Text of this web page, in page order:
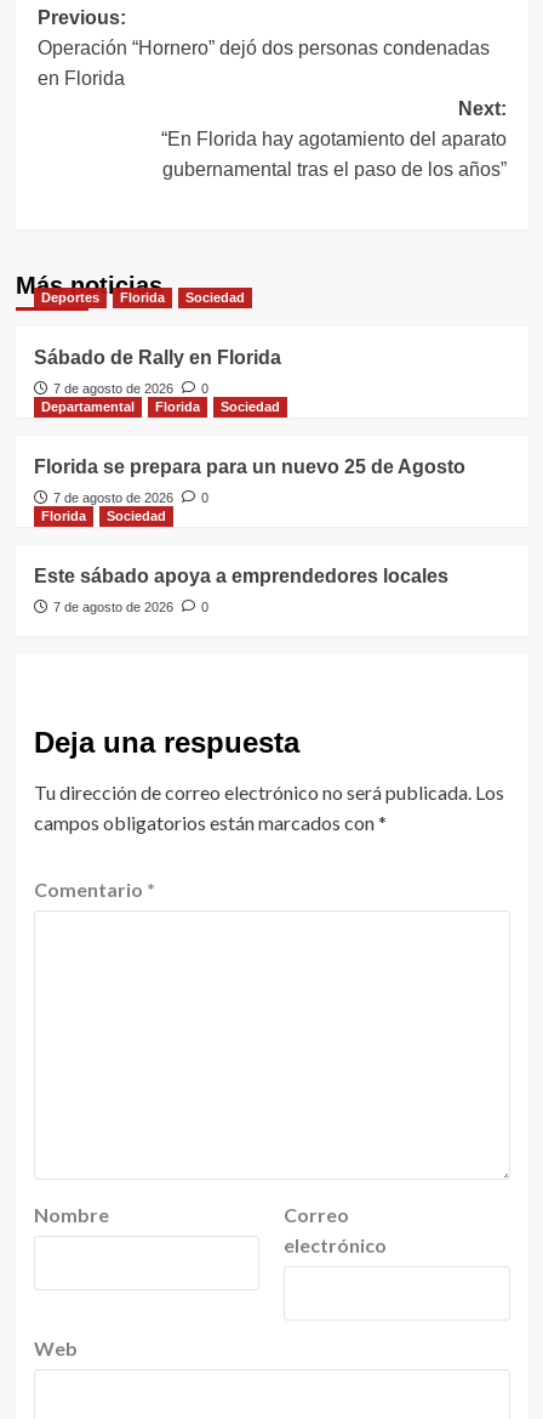
Navegación
de
Previous:
Operación “Hornero” dejó dos personas condenadas
en Florida
Next:
“En Florida hay agotamiento del aparato
gubernamental tras el paso de los años”
Más noticias
Deportes Florida Sociedad
Sábado de Rally en Florida
7 de agosto de 2026
0
Departamental
Florida Sociedad
Florida se prepara para un nuevo 25 de Agosto
7 de agosto de 2026
0
Florida
Sociedad
Este sábado apoya a emprendedores locales
7 de agosto de 2026 0
Deja una respuesta
Tu dirección de correo electrónico no será publicada. Los
campos obligatorios están marcados con*
Comentario *
Nombre
Correo
electrónico
Web